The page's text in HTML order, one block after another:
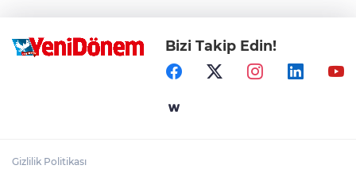
Bizi Takip Edin!
Gizlilik Politikası